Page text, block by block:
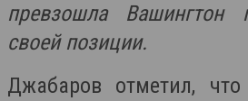
превзошла Вашингтон
своей позиции.
Джабаров отметил,